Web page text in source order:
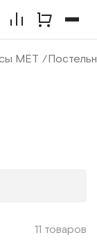
МЕТ
11 товаров